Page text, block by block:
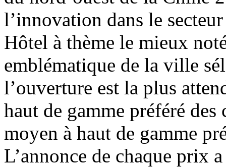
l’innovation dans le
Hôtel à thème le mieux
emblématique de la ville
l’ouverture est la plus
haut de gamme préféré
moyen à haut de gamme
L’annonce de chaque prix